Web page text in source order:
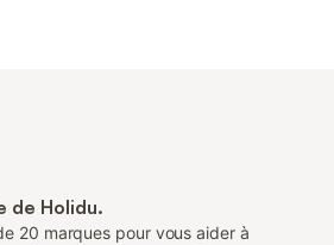
de Holidu.
20 marques pour vous aider à